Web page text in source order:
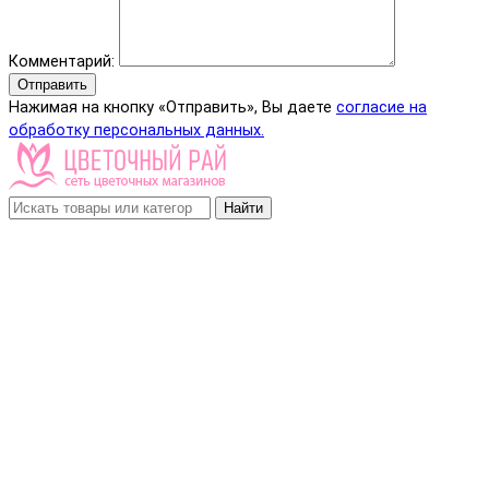
Комментарий:
Отправить
Нажимая на кнопку «Отправить», Вы даете согласие на
обработку персональных данных.
Найти